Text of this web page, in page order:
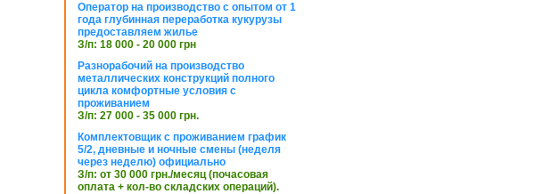
Оператор на производство с опытом от 1
года глубинная переработка кукурузы
предоставляем жилье
З/п: 18 000 - 20 000 грн
Разнорабочий на производство
металлических конструкций полного
цикла комфортные условия с
проживанием
З/п: 27 000 - 35 000 грн.
Комплектовщик с проживанием график
5/2, дневные и ночные смены (неделя
через неделю) официально
З/п: от 30 000 грн./месяц (почасовая
оплата + кол-во складских операций).